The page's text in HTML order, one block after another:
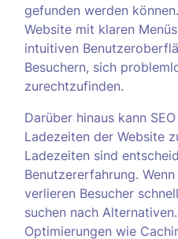
gefunden werden
Website mit klaren
intuitiven
Besuchern, sich
zurechtzufinden.
Darüber hinaus kann
Ladezeiten der Website
Ladezeiten sind
Benutzererfahrung.
verlieren Besucher
suchen nach
Optimierungen wie